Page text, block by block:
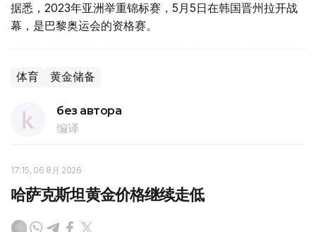
据悉，2023年亚洲举重锦标赛，5月5日在韩国晋州拉开战
幕，是巴黎奥运会的资格赛。
体育 黄金储备
без автора
编译
17:15, 06 8月 2026
哈萨克斯坦黄金价格继续走低